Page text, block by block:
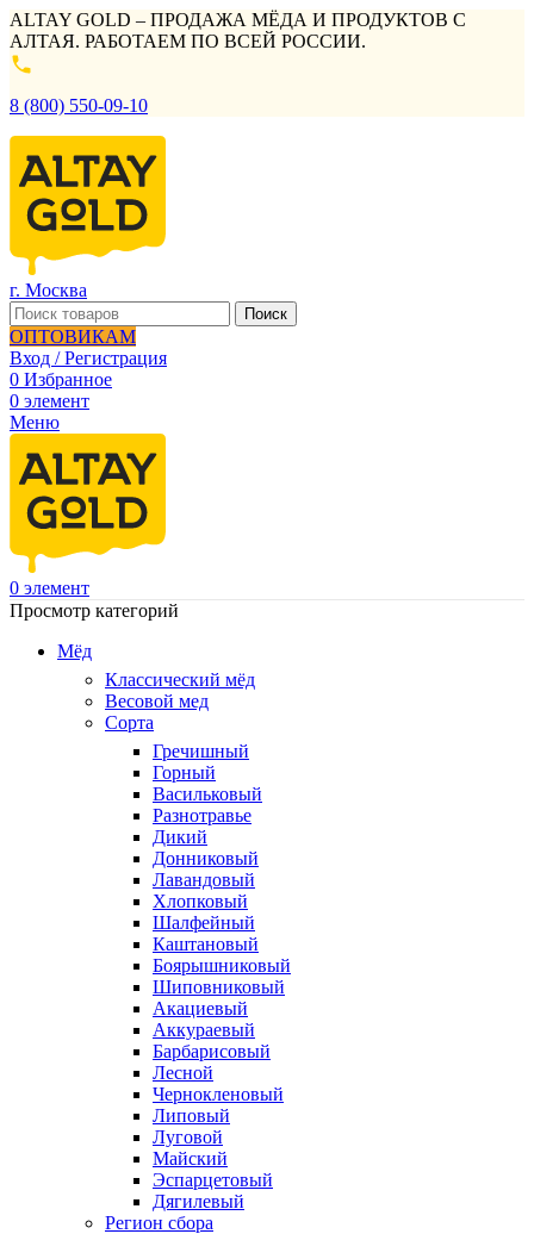
ALTAY GOLD – ПРОДАЖА МЁДА И ПРОДУКТОВ С
АЛТАЯ. РАБОТАЕМ ПО ВСЕЙ РОССИИ.
8 (800) 550-09-10
г. Москва
Поиск
ОПТОВИКАМ
Вход / Регистрация
0 Избранное
0 элемент
Меню
0 элемент
Просмотр категорий
Мёд
Классический мёд
Весовой мед
Сорта
Гречишный
Горный
Васильковый
Разнотравье
Дикий
Донниковый
Лавандовый
Хлопковый
Шалфейный
Каштановый
Боярышниковый
Шиповниковый
Акациевый
Аккураевый
Барбарисовый
Лесной
Чернокленовый
Липовый
Луговой
Майский
Эспарцетовый
Дягилевый
Регион сбора